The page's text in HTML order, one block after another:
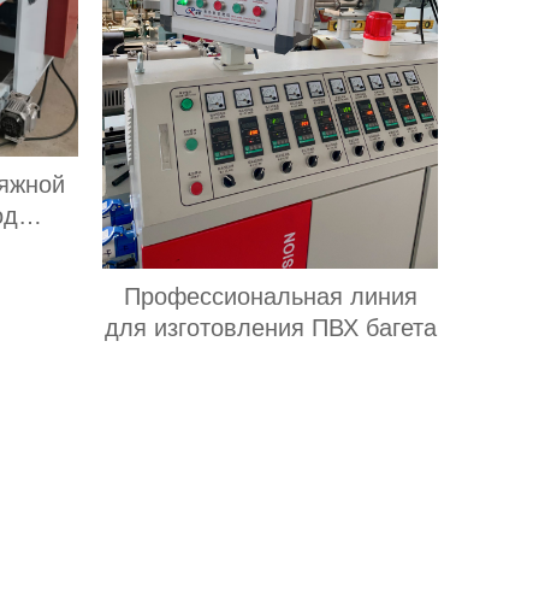
Профессиональная линия
для изготовления ПВХ багета